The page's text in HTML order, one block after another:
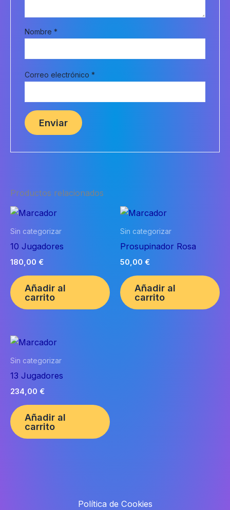
Nombre*
Correo electrónico*
Productos relacionados
Sin categorizar
10 Jugadores
180,00 €
Añadir al
carrito
Sin categorizar
Prosupinador Rosa
50,00 €
Añadir al
carrito
Sin categorizar
13 Jugadores
234,00 €
Añadir al
carrito
Política de Cookies